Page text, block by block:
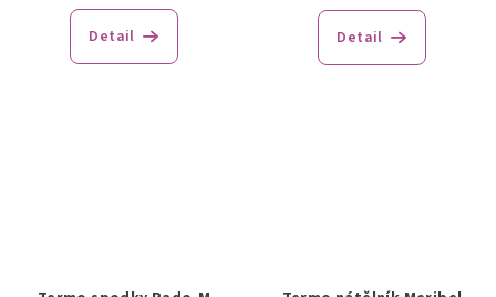
Detail Detail